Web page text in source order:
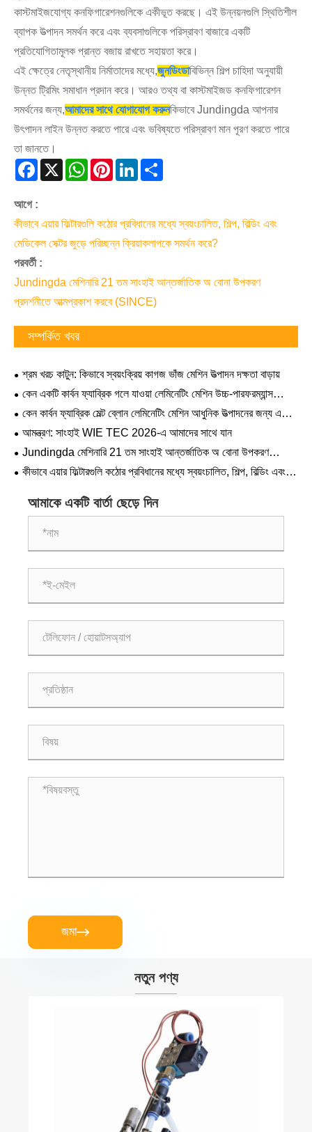
কাস্টমাইজযোগ্য কনফিগারেশনগুলিকে একীভূত করছে। এই উন্নয়নগুলি স্থিতিশীল
ব্যাপক উত্পাদন সমর্থন করে এবং ব্যবসাগুলিকে পরিস্রাবণ বাজারে একটি
প্রতিযোগিতামূলক প্রান্ত বজায় রাখতে সহায়তা করে।
এই ক্ষেত্রে নেতৃস্থানীয় নির্মাতাদের মধ্যে,জুনডিংডাবিভিন্ন শিল্প চাহিদা অনুযায়ী
উন্নত ট্রিমিং সমাধান প্রদান করে। আরও তথ্য বা কাস্টমাইজড কনফিগারেশন
সমর্থনের জন্য,আমাদের সাথে যোগাযোগ করুনকিভাবে Jundingda আপনার
উৎপাদন লাইন উন্নত করতে পারে এবং ভবিষ্যতে পরিস্রাবণ মান পূরণ করতে পারে
তা জানতে।
Facebook
X WhatsAppPinterestLinkedIn
আগে :
কীভাবে এয়ার ফিল্টারগুলি কঠোর প্রবিধানের মধ্যে স্বয়ংচালিত, শিল্প, বিল্ডিং এবং
মেডিকেল সেক্টর জুড়ে পরিচ্ছন্ন ক্রিয়াকলাপকে সমর্থন করে?
পরবর্তী :
Jundingda মেশিনারি 21 তম সাংহাই আন্তর্জাতিক অ বোনা উপকরণ
প্রদর্শনীতে আত্মপ্রকাশ করবে (SINCE)
সম্পর্কিত খবর
শ্রম খরচ কাটুন: কিভাবে স্বয়ংক্রিয় কাগজ ভাঁজ মেশিন উত্পাদন দক্ষতা বাড়ায়
কেন একটি কার্বন ফ্যাব্রিক গলে যাওয়া লেমিনেটিং মেশিন উচ্চ-পারফরম্যান্স
পরিস্রাবণ এবং যৌগিক উপাদান তৈরির জন্য অপরিহার্য
কেন কার্বন ফ্যাব্রিক মেল্ট ব্লোন লেমিনেটিং মেশিন আধুনিক উত্পাদনের জন্য একটি
গেম-চেঞ্জার
আমন্ত্রণ: সাংহাই WIE TEC 2026-এ আমাদের সাথে যান
Jundingda মেশিনারি 21 তম সাংহাই আন্তর্জাতিক অ বোনা উপকরণ
প্রদর্শনীতে আত্মপ্রকাশ করবে (SINCE)
কীভাবে এয়ার ফিল্টারগুলি কঠোর প্রবিধানের মধ্যে স্বয়ংচালিত, শিল্প, বিল্ডিং এবং
আমাকে একটি বার্তা ছেড়ে দিন
জমা
নতুন পণ্য
এয়ার ফিল্টার পেপার ফোল্ডিং মেশিন